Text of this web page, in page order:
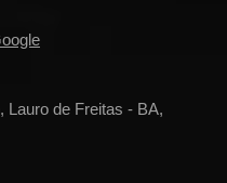
Lauro de Freitas - BA,